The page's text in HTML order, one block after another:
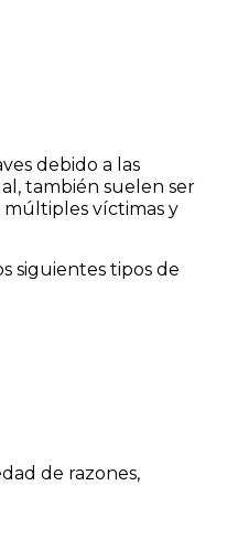
debido a las
también suelen ser
múltiples víctimas y
siguientes tipos de
de razones,